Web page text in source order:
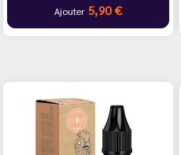
Ajouter 5,90 €